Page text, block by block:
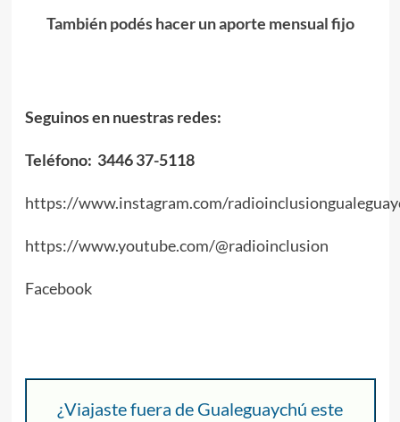
También podés hacer un aporte mensual fijo
Seguinos en nuestras redes:
Teléfono: 3446 37-5118
https://www.instagram.com/
https://www.youtube.com/@radioinclusion
Facebook
¿Viajaste fuera de Gualeguaychú este